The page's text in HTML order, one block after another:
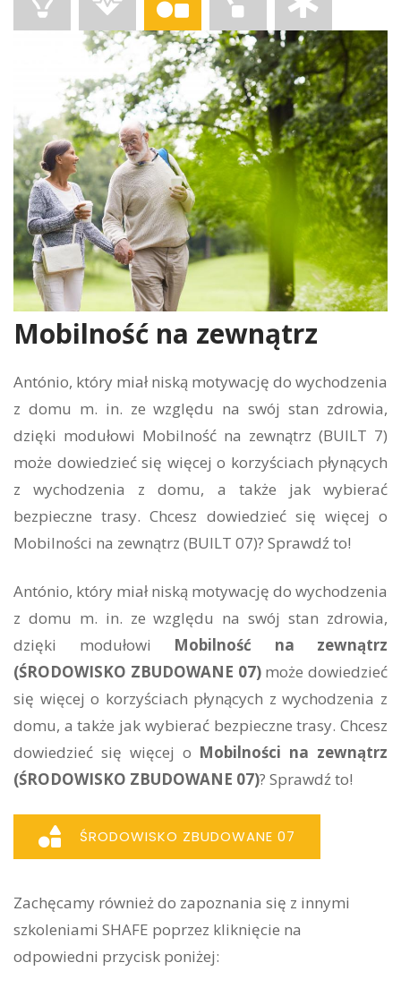
Mobilność na zewnątrz
António, który miał niską motywację do wychodzenia
z domu m. in. ze względu na swój stan zdrowia,
dzięki modułowi Mobilność na zewnątrz (BUILT 7)
może dowiedzieć się więcej o korzyściach płynących
z wychodzenia z domu, a także jak wybierać
bezpieczne trasy. Chcesz dowiedzieć się więcej o
Mobilności na zewnątrz (BUILT 07)? Sprawdź to!
António, który miał niską motywację do wychodzenia
z domu m. in. ze względu na swój stan zdrowia,
dzięki modułowi Mobilność na zewnątrz
(ŚRODOWISKO ZBUDOWANE 07)może dowiedzieć
się więcej o korzyściach płynących z wychodzenia z
domu, a także jak wybierać bezpieczne trasy. Chcesz
dowiedzieć się więcej o Mobilności na zewnątrz
(ŚRODOWISKO ZBUDOWANE 07)? Sprawdź to!
ŚRODOWISKO ZBUDOWANE 07
Zachęcamy również do zapoznania się z innymi
szkoleniami SHAFE poprzez kliknięcie na
odpowiedni przycisk poniżej: